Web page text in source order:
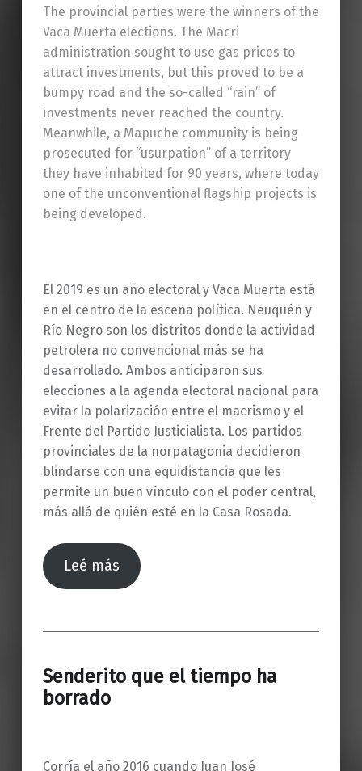
The provincial parties were the winners of the
Vaca Muerta elections. The Macri
administration sought to use gas prices to
attract investments, but this proved to be a
bumpy road and the so-called “rain” of
investments never reached the country.
Meanwhile, a Mapuche community is being
prosecuted for “usurpation” of a territory
they have inhabited for 90 years, where today
one of the unconventional flagship projects is
being developed.
El 2019 es un año electoral y Vaca Muerta está
en el centro de la escena política. Neuquén y
Río Negro son los distritos donde la actividad
petrolera no convencional más se ha
desarrollado. Ambos anticiparon sus
elecciones a la agenda electoral nacional para
evitar la polarización entre el macrismo y el
Frente del Partido Justicialista. Los partidos
provinciales de la norpatagonia decidieron
blindarse con una equidistancia que les
permite un buen vínculo con el poder central,
más allá de quién esté en la Casa Rosada.
Leé más
Senderito que el tiempo ha
borrado
Corría el año 2016 cuando Juan José